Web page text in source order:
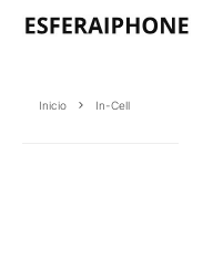
Inicio In-Cell